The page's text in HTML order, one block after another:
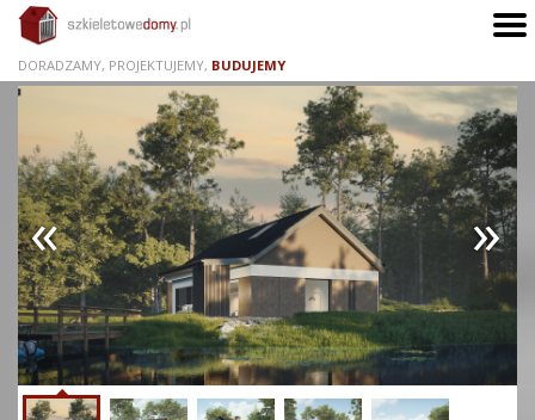
DORADZAMY, PROJEKTUJEMY, BUDUJEMY
powrótdo poprzedniej strony